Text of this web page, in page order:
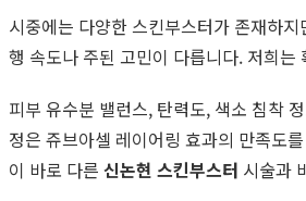
시중에는 다양한 스킨부스터가 존재하지
행 속도나 주된 고민이 다릅니다. 저희
피부 유수분 밸런스, 탄력도, 색소 침착
정은 쥬브아셀 레이어링 효과의 만족도
이 바로 다른 신논현 스킨부스터 시술과